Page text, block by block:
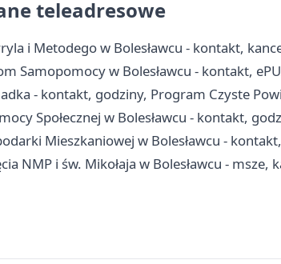
teleadresowe
i Metodego w Bolesławcu - kontakt,
Samopomocy w Bolesławcu - kontakt,
- kontakt, godziny, Program Czyste
Społecznej w Bolesławcu - kontakt,
Mieszkaniowej w Bolesławcu -
NMP i św. Mikołaja w Bolesławcu - msze,